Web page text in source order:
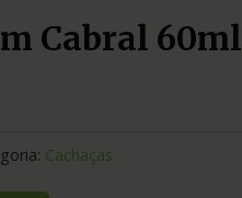
Cabral 60ml
Cachaças